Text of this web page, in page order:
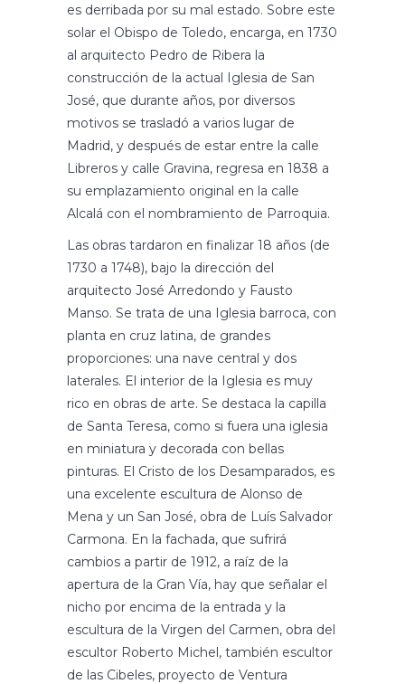
es derribada por su mal estado. Sobre este
solar el Obispo de Toledo, encarga, en 1730
al arquitecto Pedro de Ribera la
construcción de la actual Iglesia de San
José, que durante años, por diversos
motivos se trasladó a varios lugar de
Madrid, y después de estar entre la calle
Libreros y calle Gravina, regresa en 1838 a
su emplazamiento original en la calle
Alcalá con el nombramiento de Parroquia.
Las obras tardaron en finalizar 18 años (de
1730 a 1748), bajo la dirección del
arquitecto José Arredondo y Fausto
Manso. Se trata de una Iglesia barroca, con
planta en cruz latina, de grandes
proporciones: una nave central y dos
laterales. El interior de la Iglesia es muy
rico en obras de arte. Se destaca la capilla
de Santa Teresa, como si fuera una iglesia
en miniatura y decorada con bellas
pinturas. El Cristo de los Desamparados, es
una excelente escultura de Alonso de
Mena y un San José, obra de Luís Salvador
Carmona. En la fachada, que sufrirá
cambios a partir de 1912, a raíz de la
apertura de la Gran Vía, hay que señalar el
nicho por encima de la entrada y la
escultura de la Virgen del Carmen, obra del
escultor Roberto Michel, también escultor
de las Cibeles, proyecto de Ventura